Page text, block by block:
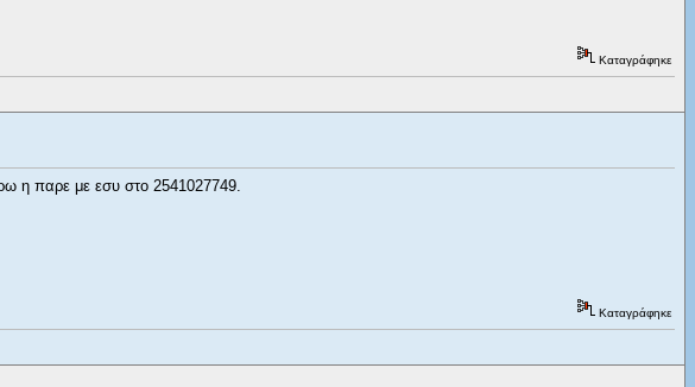
Καταγράφηκε
η παρε με εσυ στο 2541027749.
Καταγράφηκε